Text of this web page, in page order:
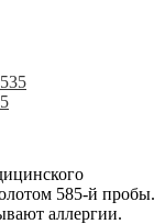
585-й пробы.
аллергии.